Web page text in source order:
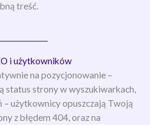
treść.
i użytkowników
na pozycjonowanie –
status strony w wyszukiwarkach,
– użytkownicy opuszczają Twoją
z błędem 404, oraz na